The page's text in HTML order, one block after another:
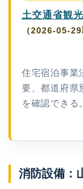
土交通省観光
（2026-05-29
住宅宿泊事業
要、都道府県
を確認できる
消防設備：